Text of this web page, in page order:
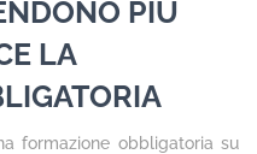
PIÙ
LA
formazione obbligatoria su